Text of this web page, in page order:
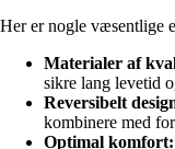
Her er nogle væsentlige
Materialer af
sikre lang levetid
Reversibelt
kombinere med
Optimal komfort: